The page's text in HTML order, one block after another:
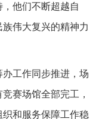
他们不断超越自
伟大复兴的精神力
工作同步推进，场
赛场馆全部完工，
和服务保障工作稳